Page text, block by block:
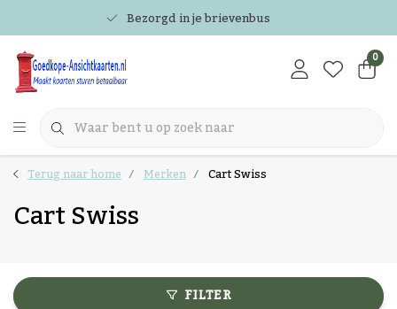
Bezorgd in je brievenbus
0
Terug naar home Merken Cart Swiss
Cart Swiss
FILTER